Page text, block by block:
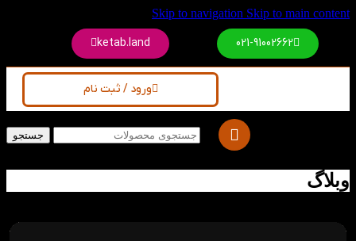
Skip to navigation Skip to main content
021-91002662
ketab.land
ورود / ثبت نام
جستجو
وبلاگ